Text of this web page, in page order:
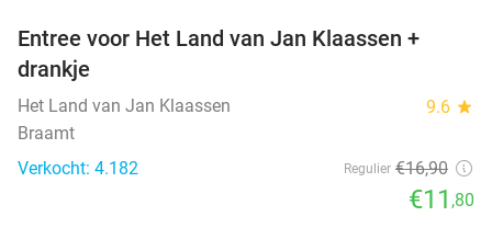
Entree voor Het Land van Jan Klaassen +
drankje
Het Land van Jan Klaassen 9.6 star
Braamt
Verkocht: 4.182
Regulier €16,90
€11 ,80